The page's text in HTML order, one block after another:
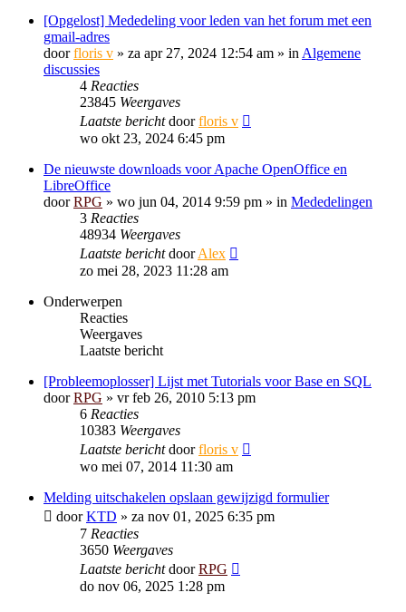
[Opgelost] Mededeling voor leden van het forum met een
gmail-adres
doorfloris v » za apr 27, 2024 12:54 am » in Algemene
discussies
4 Reacties
23845 Weergaves
Laatste berichtdoorfloris v
wo okt 23, 2024 6:45 pm
De nieuwste downloads voor Apache OpenOffice en
LibreOffice
doorRPG » wo jun 04, 2014 9:59 pm » in Mededelingen
3 Reacties
48934 Weergaves
Laatste berichtdoorAlex
zo mei 28, 2023 11:28 am
Onderwerpen
Reacties
Weergaves
Laatste bericht
[Probleemoplosser] Lijst met Tutorials voor Base en SQL
doorRPG » vr feb 26, 2010 5:13 pm
6 Reacties
10383 Weergaves
Laatste berichtdoorfloris v
wo mei 07, 2014 11:30 am
Melding uitschakelen opslaan gewijzigd formulier
doorKTD » za nov 01, 2025 6:35 pm
7 Reacties
3650 Weergaves
Laatste berichtdoorRPG
do nov 06, 2025 1:28 pm